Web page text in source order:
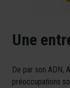
Une
De par son ADN,
préoccupations